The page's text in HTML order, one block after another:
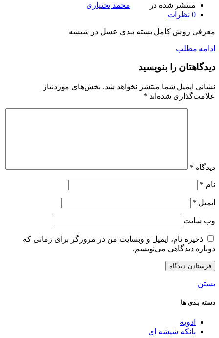
منتشر شده در
محمد بختیاری
0 نظرات
معرفی روش کامل بسته بندی عسل در شیشه
ادامه مطلب
دیدگاهتان را بنویسید
نشانی ایمیل شما منتشر نخواهد شد. بخش‌های موردنیاز
علامت‌گذاری شده‌اند *
دیدگاه *
نام *
ایمیل *
وب‌ سایت
ذخیره نام، ایمیل و وبسایت من در مرورگر برای زمانی که
دوباره دیدگاهی می‌نویسم.
بستن
دسته بندی ها
ادویه
بانکه شیشه ای